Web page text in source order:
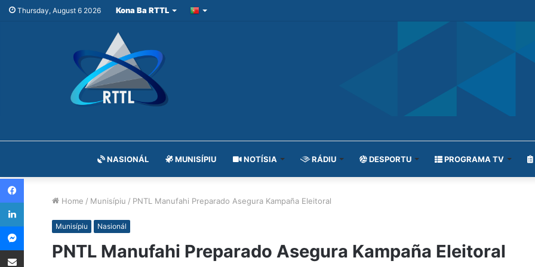
Thursday, August 6 2026 Kona Ba RTTL
NASIONÁL MUNISÍPIU NOTÍSIA RÁDIU DESPORTU PROGRAMA TV
Home / Munisípiu / PNTL Manufahi Preparado Asegura Kampaña Eleitoral
Munisípiu Nasionál
PNTL Manufahi Preparado Asegura Kampaña Eleitoral
Facebook
LinkedIn
Messenger